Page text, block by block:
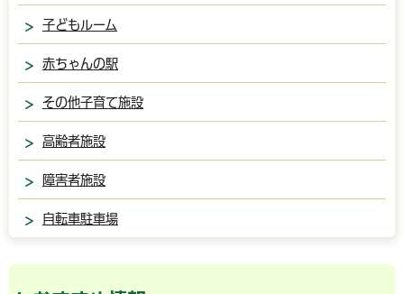
子どもルーム
赤ちゃんの駅
その他子育て施設
高齢者施設
障害者施設
自転車駐車場